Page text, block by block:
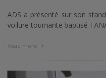
ADS a présenté sur son
voilure tournante baptisé
Read more